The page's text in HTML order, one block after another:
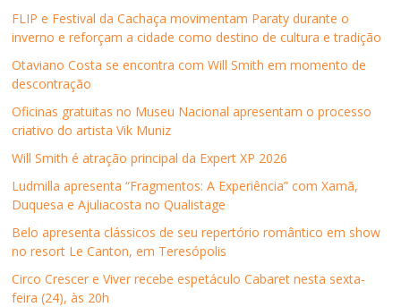
FLIP e Festival da Cachaça movimentam Paraty durante o
inverno e reforçam a cidade como destino de cultura e tradição
Otaviano Costa se encontra com Will Smith em momento de
descontração
Oficinas gratuitas no Museu Nacional apresentam o processo
criativo do artista Vik Muniz
Will Smith é atração principal da Expert XP 2026
Ludmilla apresenta “Fragmentos: A Experiência” com Xamã,
Duquesa e Ajuliacosta no Qualistage
Belo apresenta clássicos de seu repertório romântico em show
no resort Le Canton, em Teresópolis
Circo Crescer e Viver recebe espetáculo Cabaret nesta sexta-
feira (24), às 20h